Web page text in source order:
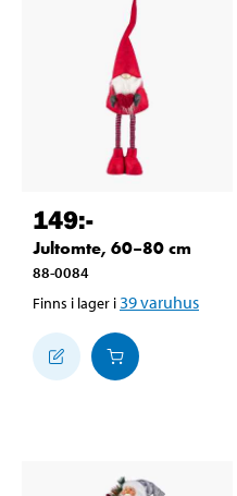
149:-
Jultomte, 60–80 cm
88-0084
Finns i lager i 39varuhus